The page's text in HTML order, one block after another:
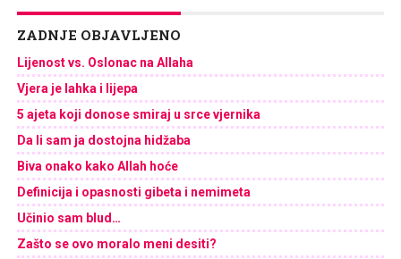
ZADNJE OBJAVLJENO
Lijenost vs. Oslonac na Allaha
Vjera je lahka i lijepa
5 ajeta koji donose smiraj u srce vjernika
Da li sam ja dostojna hidžaba
Biva onako kako Allah hoće
Definicija i opasnosti gibeta i nemimeta
Učinio sam blud…
Zašto se ovo moralo meni desiti?